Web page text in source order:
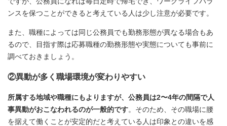
ンスを保つことができると考えている人は少し注意が必要です。
また、職種によっては同じ公務員でも勤務形態が異なる場合もあ
るので、目指す際は応募職種の勤務形態や実態についても事前に
調べておきましょう。
②異動が多く職場環境が変わりやすい
所属する地域や職種にもよりますが、公務員は2〜4年の間隔で人
事異動がおこなわれるのが一般的です。そのため、その職場に腰
を据えて働くことが安定的だと考えている人は印象との違いを感